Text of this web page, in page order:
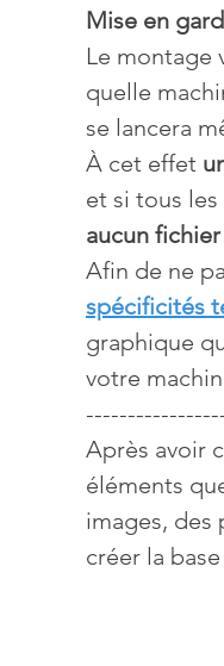
Mise en
Le montage
quelle
se lancera
À cet effet
et si tous
aucun
Afin de ne
spécificités
graphique
votre
Après avoir
éléments
images, des
créer la